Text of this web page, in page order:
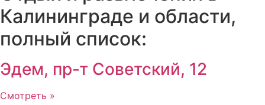
Калининграде и области,
полный список:
Эдем, пр-т Советский, 12
Смотреть »